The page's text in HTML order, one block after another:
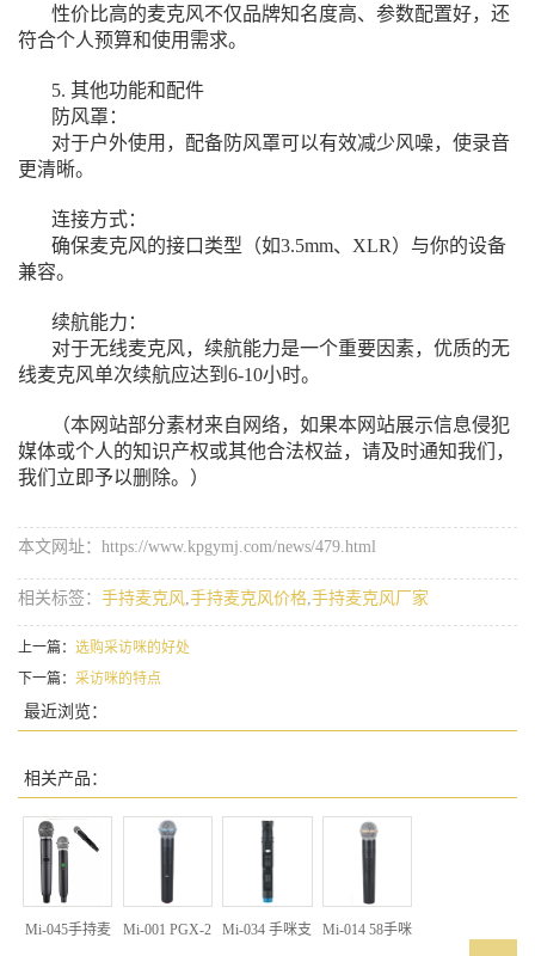
性价比高的麦克风不仅品牌知名度高、参数配置好，还
符合个人预算和使用需求。
5. 其他功能和配件
防风罩：
对于户外使用，配备防风罩可以有效减少风噪，使录音
更清晰。
连接方式：
确保麦克风的接口类型（如3.5mm、XLR）与你的设备
兼容。
续航能力：
对于无线麦克风，续航能力是一个重要因素，优质的无
线麦克风单次续航应达到6-10小时。
（本网站部分素材来自网络，如果本网站展示信息侵犯
媒体或个人的知识产权或其他合法权益，请及时通知我们，
我们立即予以删除。）
本文网址：https://www.kpgymj.com/news/479.html
相关标签： 手持麦克风,手持麦克风价格,手持麦克风厂家
上一篇： 选购采访咪的好处
下一篇： 采访咪的特点
最近浏览：
相关产品：
Mi-045手持麦
Mi-001 PGX-2
Mi-034 手咪支
Mi-014 58手咪